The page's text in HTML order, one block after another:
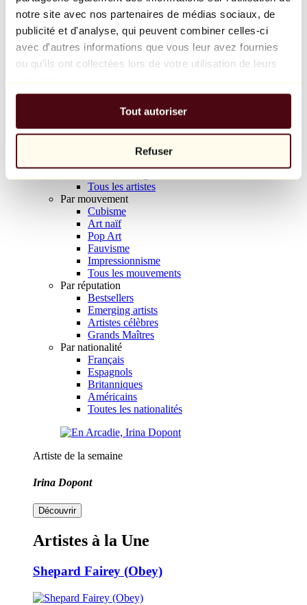
notre site avec nos partenaires de médias sociaux, de
publicité et d'analyse, qui peuvent combiner celles-ci
avec d'autres informations que vous leur avez fournies
ou qu'ils ont collectées lors de votre utilisation de leurs
Tout autoriser
Refuser
Balloon Dog (Orange)
Jeff Koons
10 000 €
Parcourir
Tous les sculpteurs
Tous les photographes
Tous les artistes
Par mouvement
Cubisme
Art naïf
Pop Art
Fauvisme
Impressionnisme
Tous les mouvements
Par réputation
Bestsellers
Emerging artists
Artistes célèbres
Grands Maîtres
Par nationalité
Français
Espagnols
Britanniques
Américains
Toutes les nationalités
Artiste de la semaine
Irina Dopont
Découvrir
Artistes à la Une
Shepard Fairey (Obey)